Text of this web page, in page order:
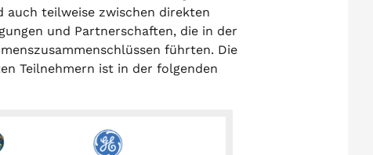
auch teilweise zwischen direkten
und Partnerschaften, die in der
führten. Die
Teilnehmern ist in der folgenden